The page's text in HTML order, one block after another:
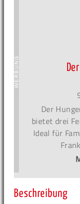
Der
bietet drei
Ideal für
Beschreibung